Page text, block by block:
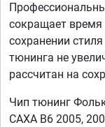
сокращает
сохранении
тюнинга не
рассчитан на
Чип тюнинг
CAXA B6 2005,